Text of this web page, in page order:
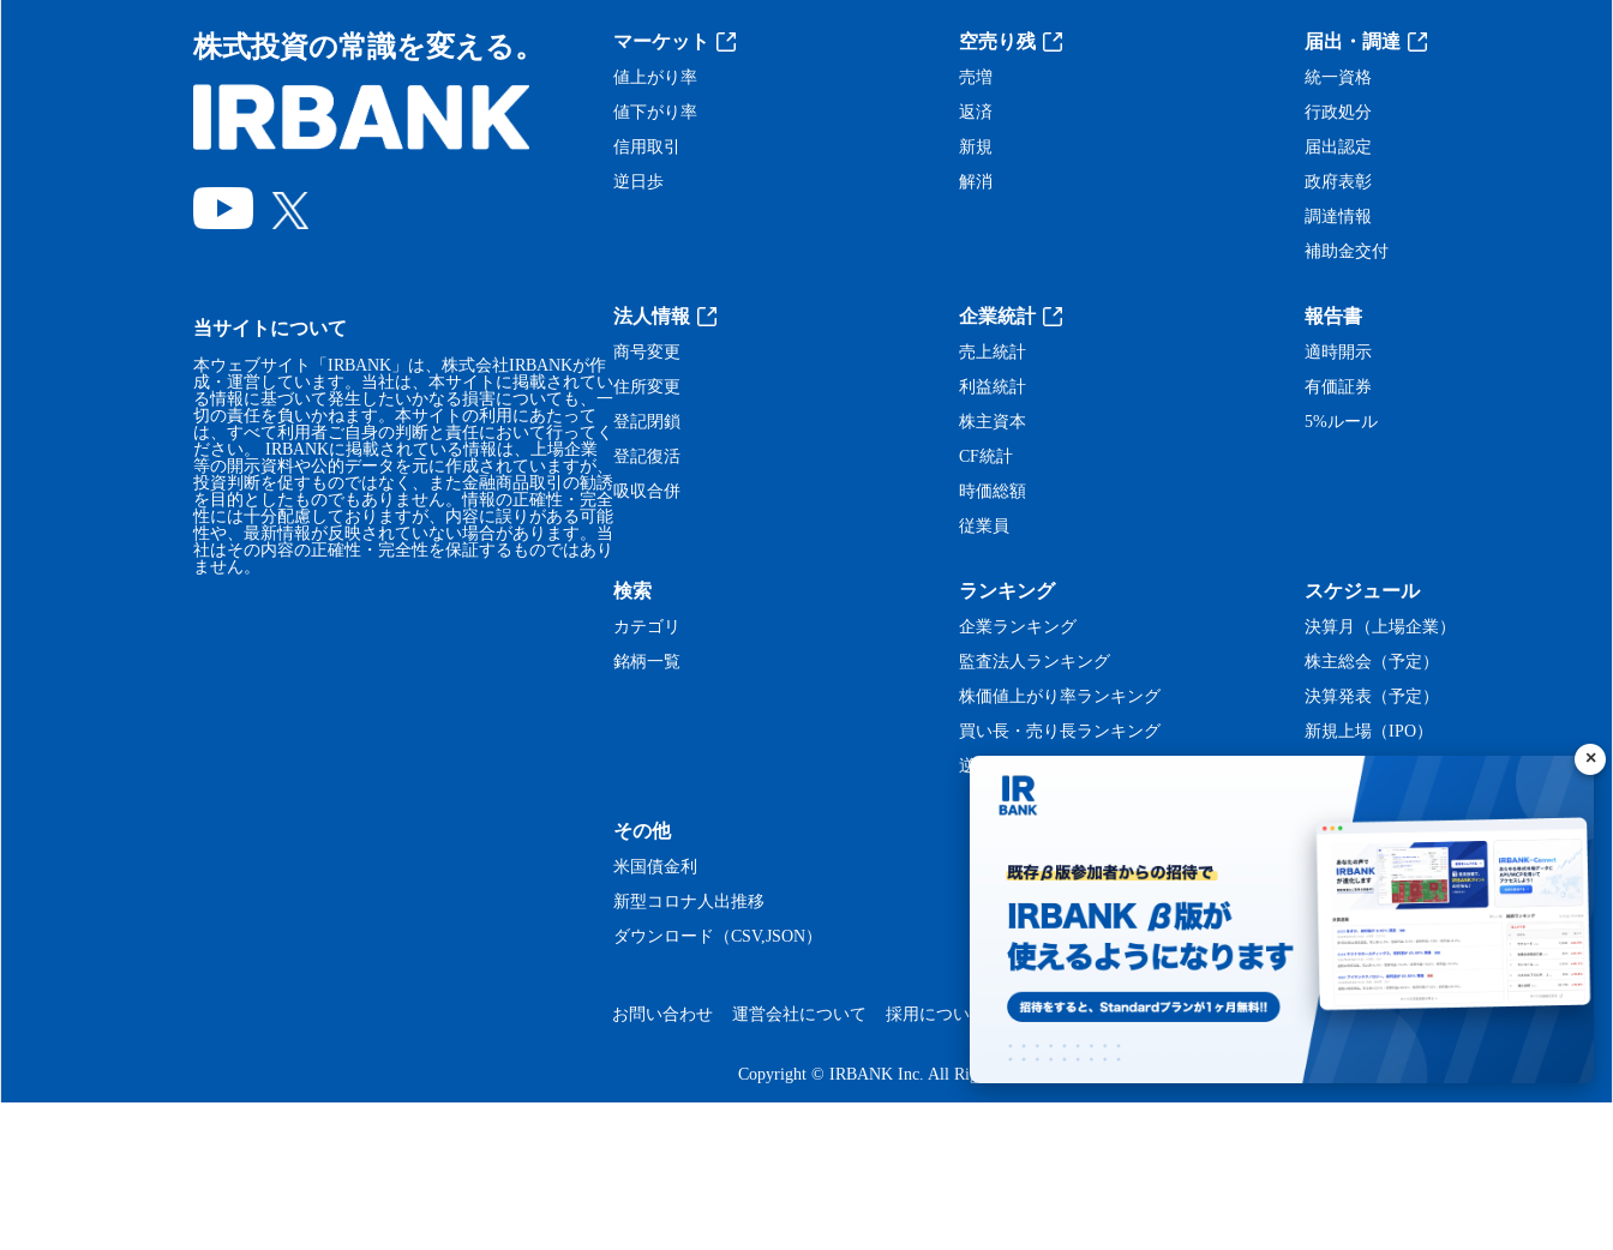
株式投資の常識を変える。
当サイトについて
本ウェブサイト「IRBANK」は、株式会社IRBANKが作
成・運営しています。当社は、本サイトに掲載されてい
る情報に基づいて発生したいかなる損害についても、一
切の責任を負いかねます。本サイトの利用にあたって
は、すべて利用者ご自身の判断と責任において行ってく
ださい。 IRBANKに掲載されている情報は、上場企業
等の開示資料や公的データを元に作成されていますが、
投資判断を促すものではなく、また金融商品取引の勧誘
を目的としたものでもありません。情報の正確性・完全
性には十分配慮しておりますが、内容に誤りがある可能
性や、最新情報が反映されていない場合があります。当
社はその内容の正確性・完全性を保証するものではあり
ません。
マーケット
値上がり率
値下がり率
信用取引
逆日歩
空売り残
売増
返済
新規
解消
届出・調達
統一資格
行政処分
届出認定
政府表彰
調達情報
補助金交付
法人情報
商号変更
住所変更
登記閉鎖
登記復活
吸収合併
企業統計
売上統計
利益統計
株主資本
CF統計
時価総額
従業員
報告書
適時開示
有価証券
5%ルール
検索
カテゴリ
銘柄一覧
ランキング
企業ランキング
監査法人ランキング
株価値上がり率ランキング
買い長・売り長ランキング
逆日歩ランキング
スケジュール
決算月（上場企業）
株主総会（予定）
決算発表（予定）
新規上場（IPO）
その他
米国債金利
新型コロナ人出推移
ダウンロード（CSV,JSON）
お問い合わせ 運営会社について 採用について プライバシーポリシー
Copyright © IRBANK Inc. All Rights Reserved.